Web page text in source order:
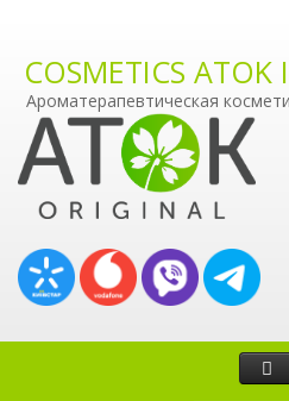
COSMETICS
Ароматерапевтическая